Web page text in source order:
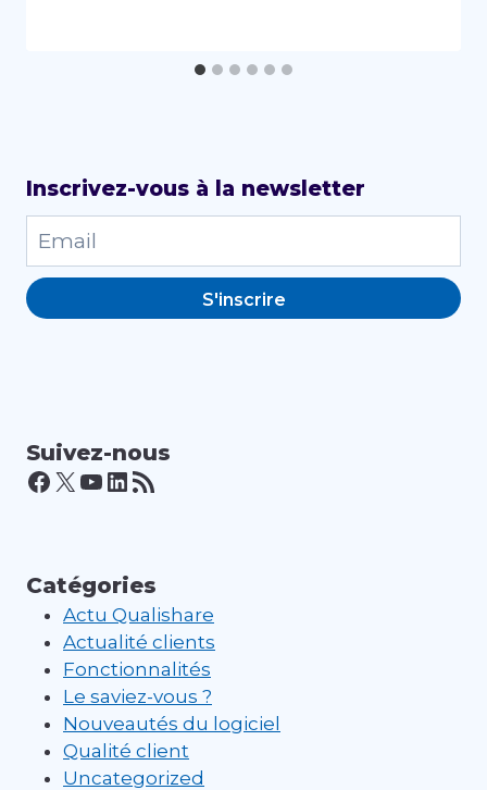
Inscrivez-vous à la newsletter
S'inscrire
Suivez-nous
Facebook
X YouTube
LinkedIn
Flux RSS
Catégories
Actu Qualishare
Actualité clients
Fonctionnalités
Le saviez-vous ?
Nouveautés du logiciel
Qualité client
Uncategorized